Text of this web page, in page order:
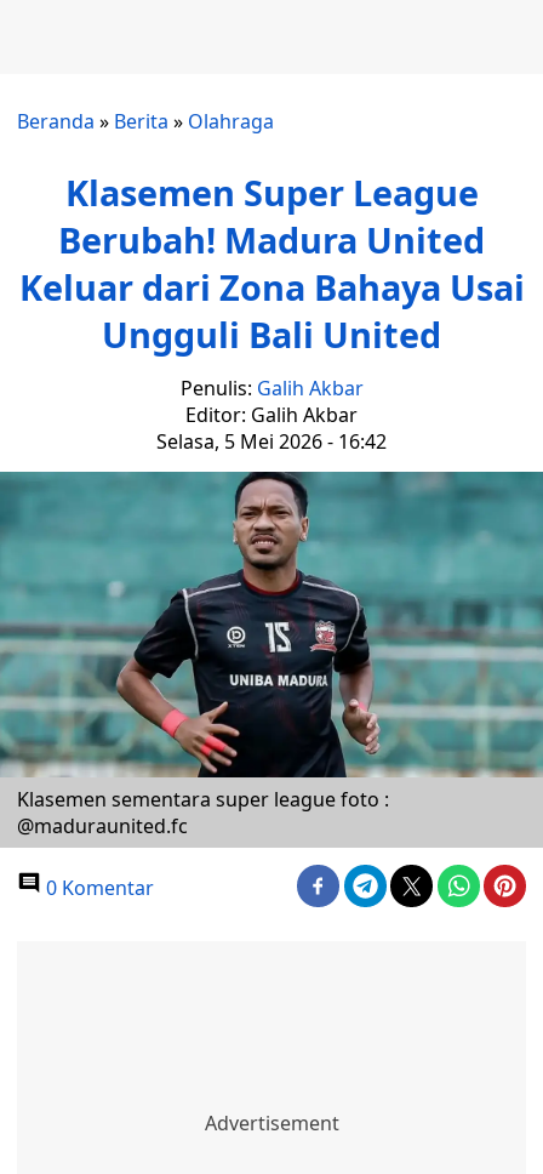
Beranda » Berita » Olahraga
Klasemen Super League
Berubah! Madura United
Keluar dari Zona Bahaya Usai
Ungguli Bali United
Penulis: Galih Akbar
Editor: Galih Akbar
Selasa, 5 Mei 2026 - 16:42
Klasemen sementara super league foto :
@maduraunited.fc
0 Komentar